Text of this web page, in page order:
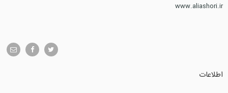
www.aliashori.ir
اطلاعات